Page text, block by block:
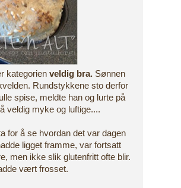
kategorien veldig bra.Sønnen
Rundstykkene sto derfor
spise, meldte han og lurte på
veldig myke og luftige....
for å se hvordan det var dagen
ligget framme, var fortsatt
men ikke slik glutenfritt ofte blir.
vært frosset.